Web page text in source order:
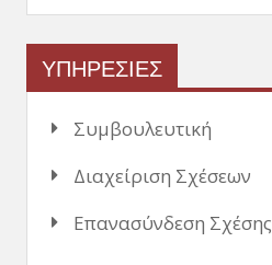
ΥΠΗΡΕΣΙΕΣ
Συμβουλευτική
Διαχείριση Σχέσεων
Επανασύνδεση Σχέσης